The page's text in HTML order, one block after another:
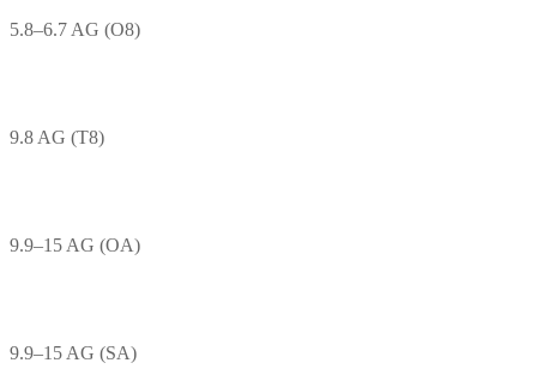
5.8–6.7 AG (O8)
9.8 AG (T8)
9.9–15 AG (OA)
9.9–15 AG (SA)